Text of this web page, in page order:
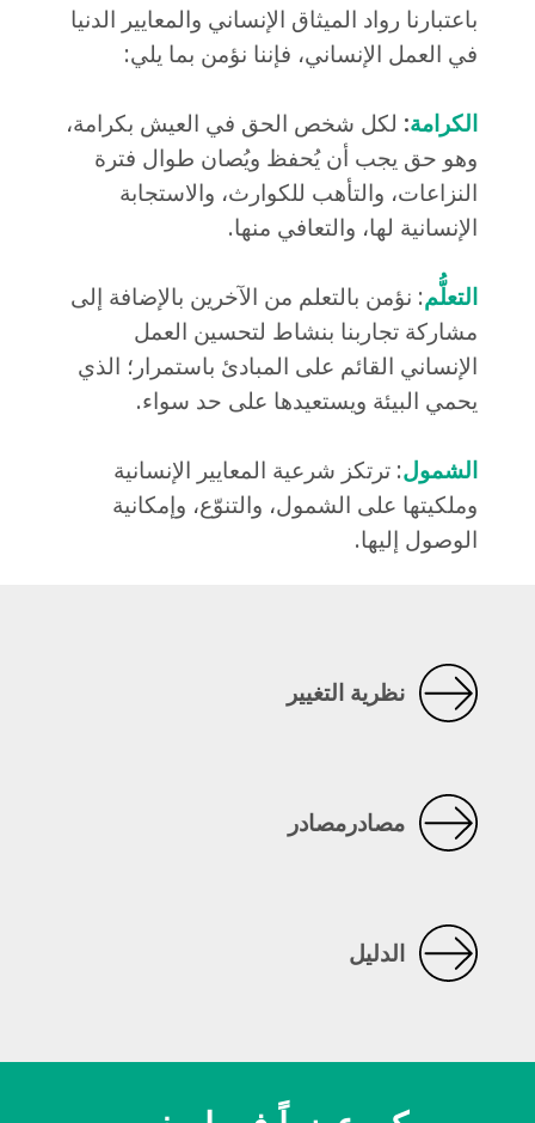
باعتبارنا رواد الميثاق الإنساني والمعايير الدنيا
في العمل الإنساني، فإننا نؤمن بما يلي:
الكرامة: لكل شخص الحق في العيش بكرامة،
وهو حق يجب أن يُحفظ ويُصان طوال فترة
النزاعات، والتأهب للكوارث، والاستجابة
الإنسانية لها، والتعافي منها.
التعلُّم: نؤمن بالتعلم من الآخرين بالإضافة إلى
مشاركة تجاربنا بنشاط لتحسين العمل
الإنساني القائم على المبادئ باستمرار؛ الذي
يحمي البيئة ويستعيدها على حد سواء.
الشمول: ترتكز شرعية المعايير الإنسانية
وملكيتها على الشمول، والتنوّع، وإمكانية
الوصول إليها.
نظرية التغيير
مصادرمصادر
الدليل